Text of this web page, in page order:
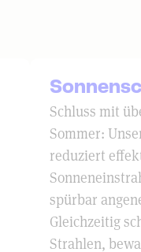
Schluss mit
Sommer:
reduziert
spürbar
Gleichzeitig
Strahlen,